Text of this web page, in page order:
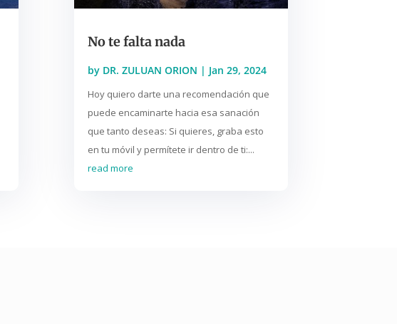
No te falta nada
by DR. ZULUAN ORION | Jan 29, 2024
Hoy quiero darte una recomendación que
puede encaminarte hacia esa sanación
que tanto deseas: Si quieres, graba esto
en tu móvil y permítete ir dentro de ti:...
read more